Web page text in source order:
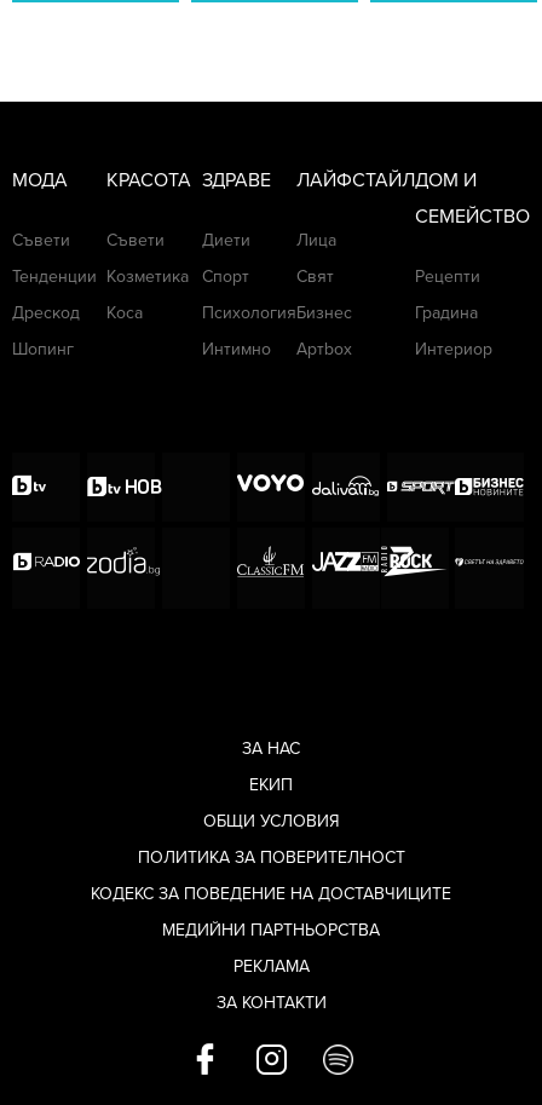
МОДА
Съвети
Тенденции
Дрескод
Шопинг
КРАСОТА
Съвети
Козметика
Коса
ЗДРАВЕ
Диети
Спорт
Психология
Интимно
ЛАЙФСТАЙЛ
Лица
Свят
Бизнес
Артbox
ДОМ И
СЕМЕЙСТВО
Рецепти
Градина
Интериор
ЗА НАС
ЕКИП
ОБЩИ УСЛОВИЯ
ПОЛИТИКА ЗА ПОВЕРИТЕЛНОСТ
КОДЕКС ЗА ПОВЕДЕНИЕ НА ДОСТАВЧИЦИТЕ
МЕДИЙНИ ПАРТНЬОРСТВА
РЕКЛАМА
ЗА КОНТАКТИ